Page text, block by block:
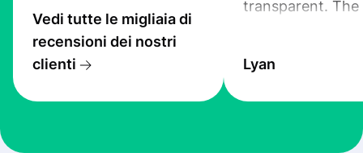
Vedi tutte le migliaia di
recensioni dei nostri
clienti
transparent. The
the exchange
at Profee is very
Lyan